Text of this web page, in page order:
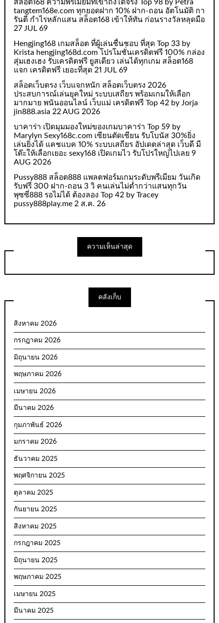
สล็อต168 ความพรีเมียมที่เข้าถึงได้จริง Top 98 by Petra
tangtem168e.com ทุกยอดฝาก 10% ฝาก-ถอน อัตโนมัติ กา
รันตี กำไรหลักแสน สล็อต168 เข้าให้ทัน ก่อนรางวัลหลุดมือ
27 JUL 69
Hengjing168 เกมสล็อต ที่ผู้เล่นชื่นชอบ ที่สุด Top 33 by
Krista hengjing168d.com โปรโมชั่นเครดิตฟรี 100% กล่อง
สุ่มเฮงเฮง รับเครดิตฟรี ยูสเดียว เล่นได้ทุกเกม สล็อต168
แจก เครดิตฟรี เยอะที่สุด 21 JUL 69
สล็อตเว็บตรง เว็บแจกหนัก สล็อตเว็บตรง 2026
ประสบการณ์เล่นยุคใหม่ ระบบเสถียร พร้อมเกมให้เลือก
มากมาย พนันออนไลน์ เว็บแม่ เครดิตฟรี Top 42 by Jorja
jin888.asia 22 AUG 2026
บาคาร่า เปิดมุมมองใหม่ของเกมบาคาร่า Top 59 by
Marylyn Sexy168c.com เซียนตัดเซียน รับโบนัส 30%ยิ่ง
เล่นยิ่งได้ แคชแบค 10% ระบบเสถียร อัปเดตล่าสุด เว็บดี มี
โต๊ะให้เลือกเยอะ sexy168 เปิดเกมไว รับโปรใหญ่ไปเลย 9
AUG 2026
Pussy888 สล็อต888 แพลตฟอร์มเกมระดับพรีเมียม วันเกิด
รับฟรี 300 ฝาก-ถอน 3 วิ คนเล่นไม่ต่ำกว่าแสนทุกวัน
พุซซี่888 รอไม่ได้ ต้องลอง Top 42 by Tracey
pussy888play.me 2 ส.ค. 26
ความเห็นล่าสุด
คลังเก็บ
สิงหาคม 2026
กรกฎาคม 2026
มิถุนายน 2026
พฤษภาคม 2026
เมษายน 2026
มีนาคม 2026
กุมภาพันธ์ 2026
มกราคม 2026
ธันวาคม 2025
พฤศจิกายน 2025
ตุลาคม 2025
กันยายน 2025
สิงหาคม 2025
กรกฎาคม 2025
มิถุนายน 2025
พฤษภาคม 2025
เมษายน 2025
มีนาคม 2025